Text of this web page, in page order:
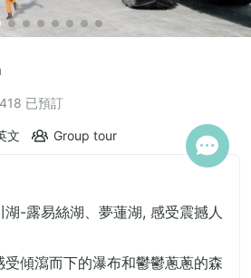
418 已預訂
文 Group tour
-露易絲湖、夢蓮湖, 感受震撼人
傾瀉而下的瀑布和鬱鬱蔥蔥的森